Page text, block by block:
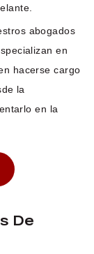
abogados
en
hacerse cargo
la
en la
De